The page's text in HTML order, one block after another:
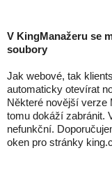
V KingManažeru se
soubory
Jak webové, tak
automaticky otevírat
Některé novější verze
tomu dokáží zabránit.
nefunkční.
oken pro stránky